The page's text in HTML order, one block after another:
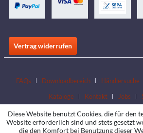
Vertrag widerrufen
FAQs Downloadbereich Händlersuche
Kataloge
Kontakt Jobs
Diese Website benutzt Cookies, die für den
Website erforderlich sind und stets gesetzt
die den Komfort bei Benutzung dieser